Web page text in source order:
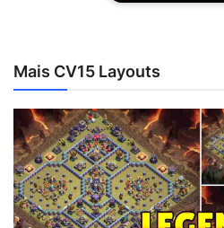
Mais CV15 Layouts